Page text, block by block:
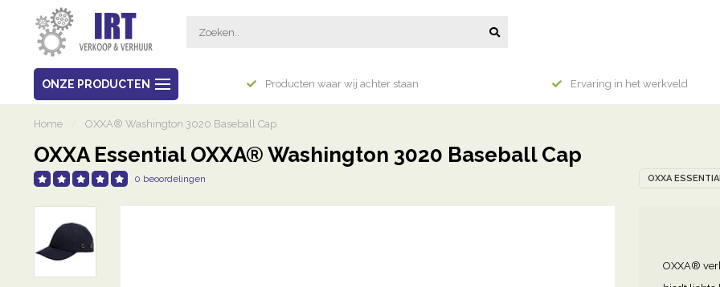
ONZE PRODUCTEN
Breed assortiment Producten waar wij achter staan Ervaring in het werkveld
Home OXXA® Washington 3020 Baseball Cap
OXXA Essential OXXA® Washington 3020 Baseball Cap
0 beoordelingen OXXA
OXXA®